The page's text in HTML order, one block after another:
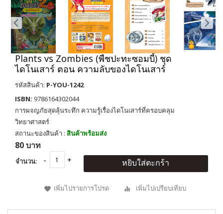
Plants vs Zombies (พืชปะทะซอมบี้) ชุด
ไดโนเสาร์ ตอน ความลับของไดโนเสาร์
รหัสสินค้า: P-YOU-1242
ISBN: 9786164302044
การผจญภัยสุดลุ้นระทึก ความรู้เรื่องไดโนเสาร์ที่ครอบคลุม
วิทยาศาสตร์
สถานะของสินค้า : สินค้าพร้อมส่ง
80 บาท
จำนวน: หยิบใส่ตะกร้า
เพิ่มไปรายการโปรด เพิ่มไปเปรียบเทียบ